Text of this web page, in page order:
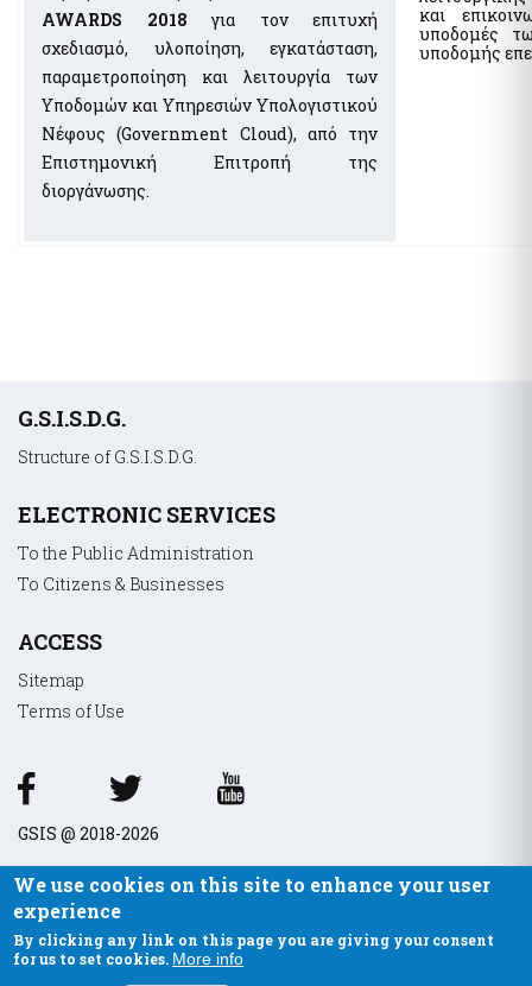
AWARDS 2018 για τον επιτυχή
σχεδιασμό, υλοποίηση, εγκατάσταση,
παραμετροποίηση και λειτουργία των
Υποδομών και Υπηρεσιών Υπολογιστικού
Νέφους (Government Cloud), από την
Επιστημονική Επιτροπή της
διοργάνωσης.
και
υποδομές
υποδομής
Υποσέλιδο
G.S.I.S.D.G.
Structure of G.S.I.S.D.G.
ELECTRONIC SERVICES
To the Public Administration
To Citizens & Businesses
ACCESS
Sitemap
Terms of Use
GSIS @ 2018-2026
We use cookies on this site to enhance your user
experience
By clicking any link on this page you are giving your consent
for us to set cookies. More info